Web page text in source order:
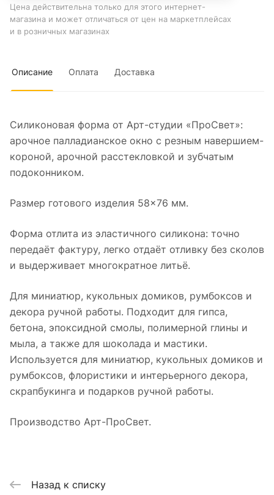
Цена действительна только для этого интернет-
магазина и может отличаться от цен на маркетплейсах
и в розничных магазинах
Описание Оплата Доставка
Силиконовая форма от Арт-студии «ПроСвет»:
арочное палладианское окно с резным навершием-
короной, арочной расстекловкой и зубчатым
подоконником.
Размер готового изделия 58×76 мм.
Форма отлита из эластичного силикона: точно
передаёт фактуру, легко отдаёт отливку без сколов
и выдерживает многократное литьё.
Для миниатюр, кукольных домиков, румбоксов и
декора ручной работы. Подходит для гипса,
бетона, эпоксидной смолы, полимерной глины и
мыла, а также для шоколада и мастики.
Используется для миниатюр, кукольных домиков и
румбоксов, флористики и интерьерного декора,
скрапбукинга и подарков ручной работы.
Производство Арт-ПроСвет.
Назад к списку